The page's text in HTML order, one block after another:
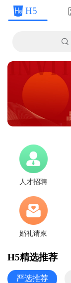
H5

人才招聘
婚礼请柬
H5精选推荐
严选推荐